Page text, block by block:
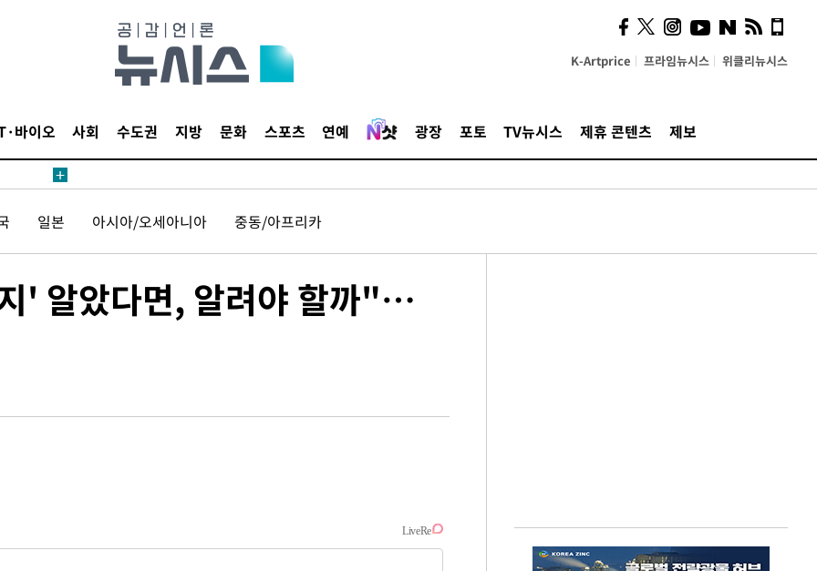
K-Artprice 프라임뉴시스 위클리뉴시스
바이오 사회 수도권 지방 문화 스포츠 연예 광장 포토 TV뉴시스 제휴 콘텐츠 제보
일본 아시아/오세아니아 중동/아프리카
' 알았다면, 알려야 할까"…